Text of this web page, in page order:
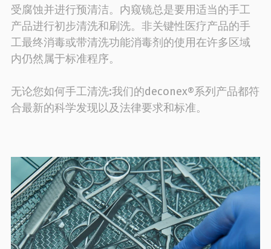
受腐蚀并进行预清洁。内窥镜总是要用适当的手工
产品进行初步清洗和刷洗。非关键性医疗产品的手
工最终消毒或带清洗功能消毒剂的使用在许多区域
内仍然属于标准程序。
无论您如何手工清洗:我们的deconex®系列产品都符
合最新的科学发现以及法律要求和标准。